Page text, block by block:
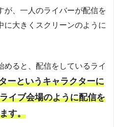
が、一人のライバーが配信を
に大きくスクリーンのように
めると、配信をしているライ
ーというキャラクターに
イブ会場のように配信を
す。